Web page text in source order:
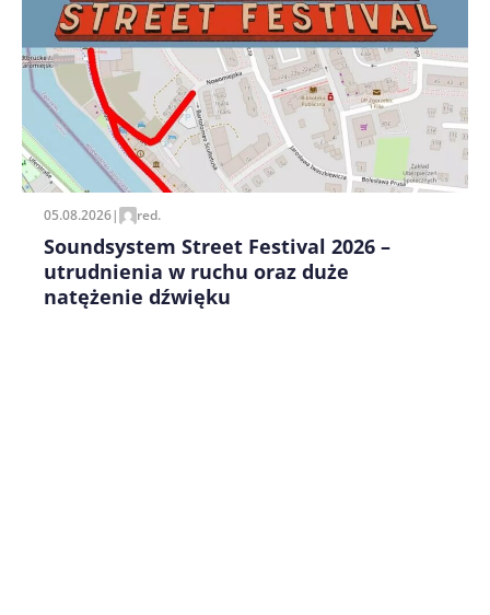
Zapamiętaj moje dane w tej przeglądarce podczas
pisania kolejnych komentarzy.
05.08.2026| red.
Soundsystem Street Festival 2026 –
utrudnienia w ruchu oraz duże
natężenie dźwięku